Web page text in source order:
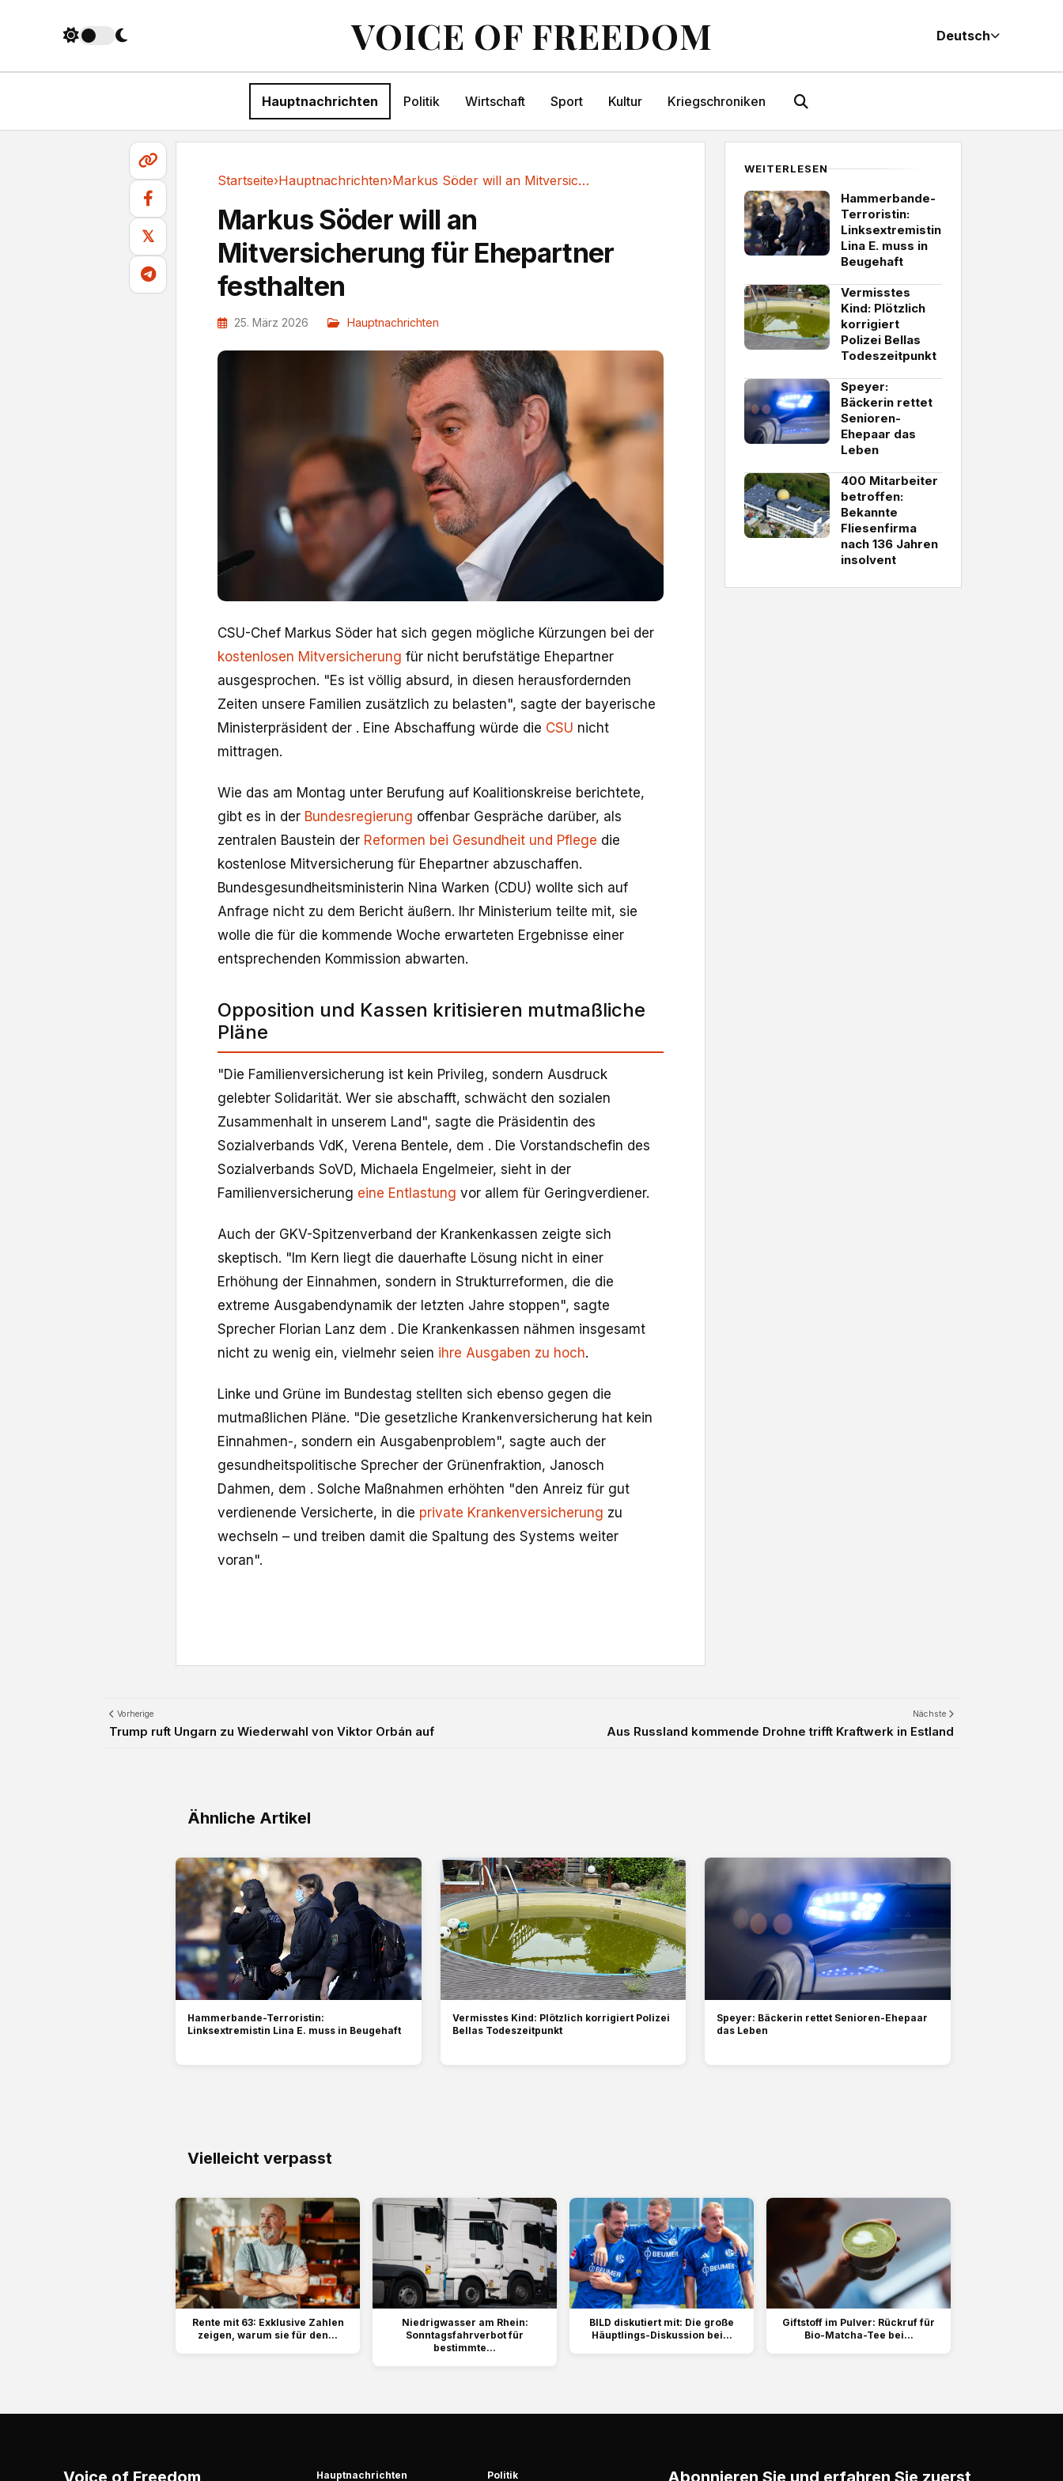
VOICE OF FREEDOM Deutsch
Hauptnachrichten Politik Wirtschaft Sport Kultur Kriegschroniken
𝕏
Startseite›Hauptnachrichten› Markus Söder will an Mitversicherung für...
Markus Söder will an
Mitversicherung für Ehepartner
festhalten
25. März 2026 Hauptnachrichten
CSU-Chef Markus Söder hat sich gegen mögliche Kürzungen bei der
kostenlosen Mitversicherung für nicht berufstätige Ehepartner
ausgesprochen. "Es ist völlig absurd, in diesen herausfordernden
Zeiten unsere Familien zusätzlich zu belasten", sagte der bayerische
Ministerpräsident der . Eine Abschaffung würde die CSU nicht
mittragen.
Wie das am Montag unter Berufung auf Koalitionskreise berichtete,
gibt es in der Bundesregierung offenbar Gespräche darüber, als
zentralen Baustein der Reformen bei Gesundheit und Pflege die
kostenlose Mitversicherung für Ehepartner abzuschaffen.
Bundesgesundheitsministerin Nina Warken (CDU) wollte sich auf
Anfrage nicht zu dem Bericht äußern. Ihr Ministerium teilte mit, sie
wolle die für die kommende Woche erwarteten Ergebnisse einer
entsprechenden Kommission abwarten.
Opposition und Kassen kritisieren mutmaßliche
Pläne
"Die Familienversicherung ist kein Privileg, sondern Ausdruck
gelebter Solidarität. Wer sie abschafft, schwächt den sozialen
Zusammenhalt in unserem Land", sagte die Präsidentin des
Sozialverbands VdK, Verena Bentele, dem . Die Vorstandschefin des
Sozialverbands SoVD, Michaela Engelmeier, sieht in der
Familienversicherung eine Entlastung vor allem für Geringverdiener.
Auch der GKV-Spitzenverband der Krankenkassen zeigte sich
skeptisch. "Im Kern liegt die dauerhafte Lösung nicht in einer
Erhöhung der Einnahmen, sondern in Strukturreformen, die die
extreme Ausgabendynamik der letzten Jahre stoppen", sagte
Sprecher Florian Lanz dem . Die Krankenkassen nähmen insgesamt
nicht zu wenig ein, vielmehr seien ihre Ausgaben zu hoch.
Linke und Grüne im Bundestag stellten sich ebenso gegen die
mutmaßlichen Pläne. "Die gesetzliche Krankenversicherung hat kein
Einnahmen-, sondern ein Ausgabenproblem", sagte auch der
gesundheitspolitische Sprecher der Grünenfraktion, Janosch
Dahmen, dem . Solche Maßnahmen erhöhten "den Anreiz für gut
verdienende Versicherte, in die private Krankenversicherung zu
wechseln – und treiben damit die Spaltung des Systems weiter
voran".
WEITERLESEN
Hammerbande-
Terroristin:
Linksextremistin
Lina E. muss in
Beugehaft
Vermisstes
Kind: Plötzlich
korrigiert
Polizei Bellas
Todeszeitpunkt
Speyer:
Bäckerin rettet
Senioren-
Ehepaar das
Leben
400 Mitarbeiter
betroffen:
Bekannte
Fliesenfirma
nach 136 Jahren
insolvent
Vorherige
Trump ruft Ungarn zu Wiederwahl von Viktor Orbán auf
Nächste
Aus Russland kommende Drohne trifft Kraftwerk in Estland
Ähnliche Artikel
Hammerbande-Terroristin:
Linksextremistin Lina E. muss in Beugehaft
Vermisstes Kind: Plötzlich korrigiert Polizei
Bellas Todeszeitpunkt
Speyer: Bäckerin rettet Senioren-Ehepaar
das Leben
Vielleicht verpasst
Rente mit 63: Exklusive Zahlen
zeigen, warum sie für den...
Niedrigwasser am Rhein:
Sonntagsfahrverbot für
bestimmte...
BILD diskutiert mit: Die große
Häuptlings-Diskussion bei...
Giftstoff im Pulver: Rückruf für
Bio-Matcha-Tee bei...
Hauptnachrichten Politik